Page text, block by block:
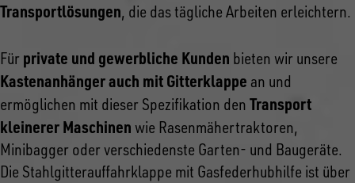
Transportlösungen, die das tägliche Arbeiten erleichtern.
Für private und gewerbliche Kunden bieten wir unsere
Kastenanhänger auch mit Gitterklappe an und
ermöglichen mit dieser Spezifikation den Transport
kleinerer Maschinen wie Rasenmähertraktoren,
Minibagger oder verschiedenste Garten- und Baugeräte.
Die Stahlgitterauffahrklappe mit Gasfederhubhilfe ist über